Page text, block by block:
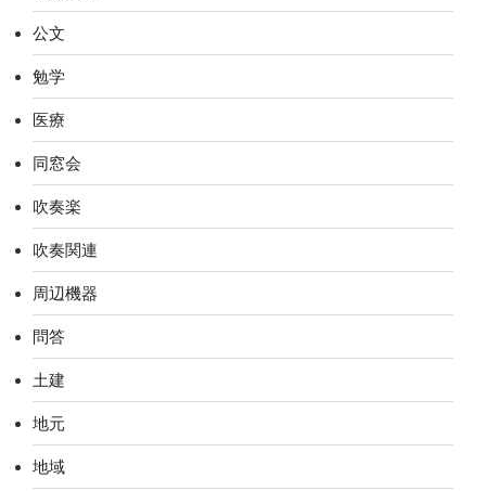
公文
勉学
医療
同窓会
吹奏楽
吹奏関連
周辺機器
問答
土建
地元
地域